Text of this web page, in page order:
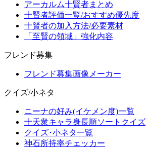
アーカルム十賢者まとめ
十賢者評価一覧/おすすめ優先度
十賢者の加入方法/必要素材
「至賢の領域」強化内容
フレンド募集
フレンド募集画像メーカー
クイズ/小ネタ
ニーナの好み(イケメン度)一覧
十天衆キャラ身長順ソートクイズ
クイズ･小ネタ一覧
神石所持率チェッカー